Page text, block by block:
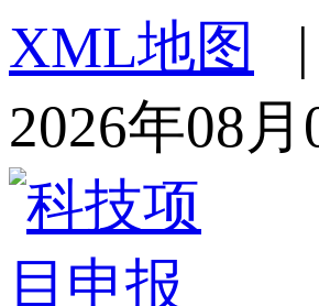
XML地图 |
2026年08